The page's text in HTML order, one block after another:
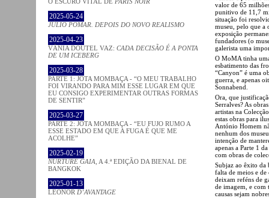
2025-05-24
JÚLIO POMAR. DEPOIS DO NOVO REALISMO
2025-04-23
VÂNIA DOUTEL VAZ: CADA DECISÃO É A PONTA
DE UM ICEBERG
2025-03-28
PARTE 1: JOTA MOMBAÇA - “O MEU TRABALHO
FOI VIRANDO PARA MIM ESSE LUGAR EM QUE
EU CONSIGO EXPERIMENTAR OUTRAS FORMAS
DE SENTIR”
2025-03-27
PARTE 2: JOTA MOMBAÇA - “EU FUJO RUMO A
ESSE ESTADO EM QUE A FUGA É QUE ME
ACOLHE”
2025-02-19
NURTURE GAIA , A 4.ª EDIÇÃO DA BIENAL DE
BANGKOK
2025-01-13
LEONOR D’AVANTAGE
valor de 65
punitivo de 11,7
situação foi
museu, pelo que a
exposição
fundadores (o
galerista uma
O MoMA tinha
esbatimento das
“Canyon” é uma
guerra, e apenas
Sonnabend.
Ora, que
Serralves? As
artistas na
estas obras para
António Homem
nenhum dos
intenção de
apenas a Parte 1
com obras de
Subjaz ao êxito da
falta de meios e de
deixam reféns de
de imagem, e com
causas sejam